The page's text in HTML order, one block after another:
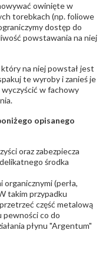
owinięte w
torebkach (np. foliowe
dostęp do
powstawania na niej
na niej powstał jest
te wyroby i zanieś je
wyczyścić w fachowy
opisanego
oraz zabezpiecza
środka
organicznymi (perła,
takim przypadku
część metalową
pewności co do
płynu "Argentum"